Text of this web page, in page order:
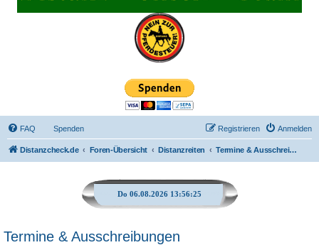
FAQ Spenden Anmelden
Registrieren
Distanzcheck.de Foren-Übersicht Distanzreiten Termine & Ausschreibungen
Do 06.08.2026 13:56:26
Termine & Ausschreibungen